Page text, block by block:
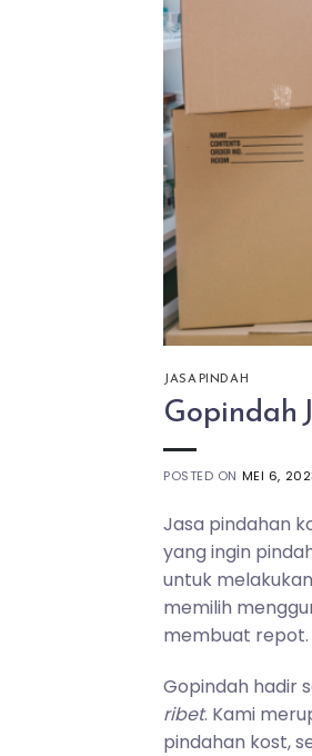
JASA PINDAH
Gopindah
POSTED ON MEI 6,
Jasa pindahan
yang ingin
untuk
memilih
membuat repot.
Gopindah hadir
ribet. Kami
pindahan kost,